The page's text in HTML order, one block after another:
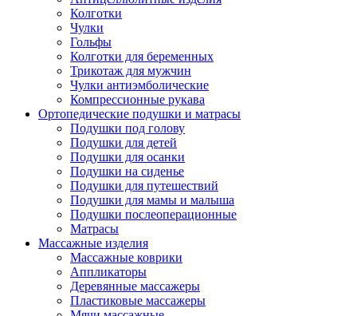
Колготки
Чулки
Гольфы
Колготки для беременных
Трикотаж для мужчин
Чулки антиэмболические
Компрессионные рукава
Ортопедические подушки и матрасы
Подушки под голову
Подушки для детей
Подушки для осанки
Подушки на сиденье
Подушки для путешествий
Подушки для мамы и малыша
Подушки послеоперационные
Матрасы
Массажные изделия
Массажные коврики
Аппликаторы
Деревянные массажеры
Пластиковые массажеры